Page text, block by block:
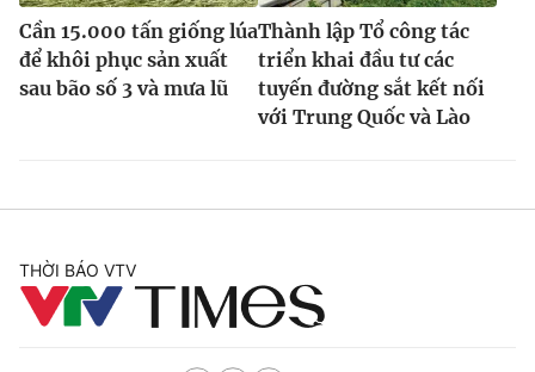
Cần 15.000 tấn giống lúa
để khôi phục sản xuất
sau bão số 3 và mưa lũ
Thành lập Tổ công tác
triển khai đầu tư các
tuyến đường sắt kết nối
với Trung Quốc và Lào
THỜI BÁO VTV